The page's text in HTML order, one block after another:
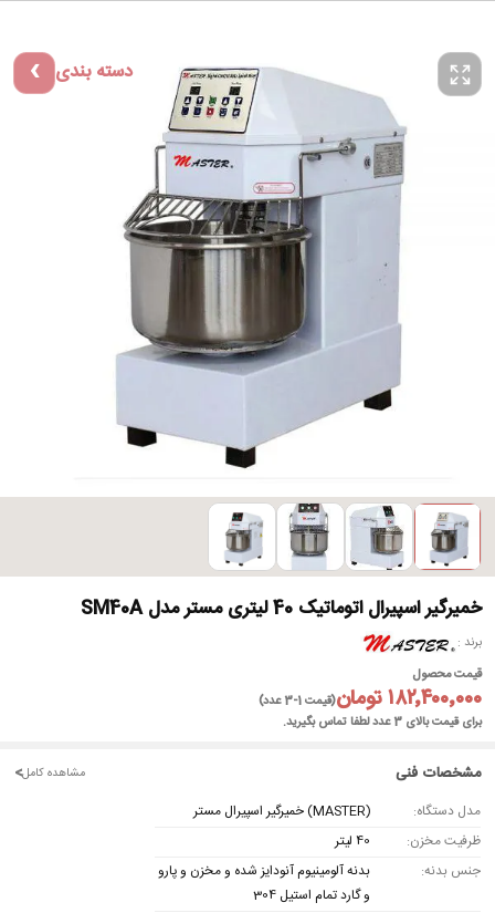
دسته بندی
خمیرگیر اسپیرال اتوماتیک 40 لیتری مستر مدل SM40A
برند
قیمت محصول
۱۸۲٬۴۰۰٬۰۰۰ تومان
(قیمت 1-3 عدد)
برای قیمت بالای 3 عدد لطفا تماس بگیرید.
مشخصات فنی مشاهده کامل<
مدل دستگاه:
(MASTER) خمیرگیر اسپیرال مستر
ظرفیت مخزن:
40 لیتر
جنس بدنه:
بدنه آلومینیوم آنودایز شده و مخزن و پارو
و گارد تمام استیل 304